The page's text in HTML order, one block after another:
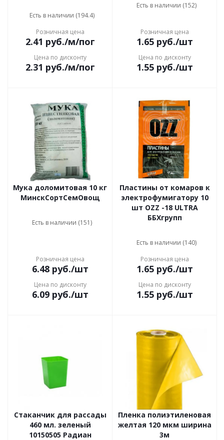
Есть в наличии (194.4)
Розничная цена
2.41 руб./м/пог
Цена по дисконту
2.31 руб./м/пог
Есть в наличии (152)
Розничная цена
1.65руб./шт
Цена по дисконту
1.55руб./шт
Мука доломитовая 10 кг
МинскСортСемОвощ
Есть в наличии (151)
Розничная цена
6.48руб./шт
Цена по дисконту
6.09руб./шт
Пластины от комаров к
электрофумигатору 10
шт OZZ -18 ULTRA
ББХгрупп
Есть в наличии (140)
Розничная цена
1.65руб./шт
Цена по дисконту
1.55руб./шт
Стаканчик для рассады
460 мл. зеленый
10150505 Радиан
Пленка полиэтиленовая
желтая 120 мкм ширина
3м